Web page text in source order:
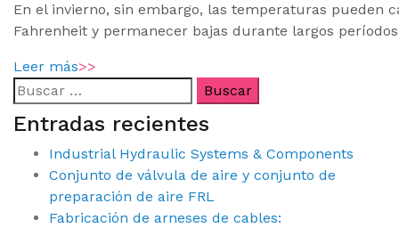
En el invierno, sin embargo, las temperaturas pueden
Fahrenheit y permanecer bajas durante largos
Leer más>>
Entradas recientes
Industrial Hydraulic Systems & Components
Conjunto de válvula de aire y conjunto de
preparación de aire FRL
Fabricación de arneses de cables: